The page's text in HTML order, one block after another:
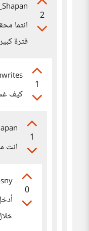
2
انتما
فترة
1
كيف
1
انت
0